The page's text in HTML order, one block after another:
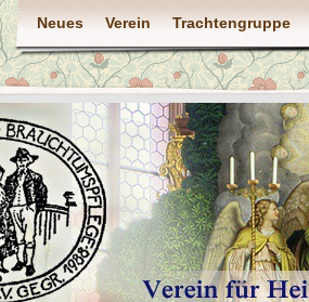
Neues Verein Trachtengruppe